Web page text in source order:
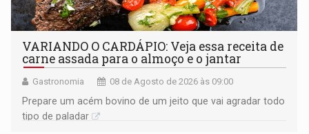
VARIANDO O CARDÁPIO: Veja essa receita de
carne assada para o almoço e o jantar
Gastronomia 08 de Agosto de 2026 às 09:00
Prepare um acém bovino de um jeito que vai agradar todo
tipo de paladar